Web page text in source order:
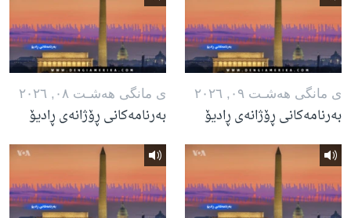
ی مانگی هه‌شـت ٠٩, ٢٠٢٦
بەرنامەکانی ڕۆژانەی ڕادیۆ
ی مانگی هه‌شـت ٠٨, ٢٠٢٦
بەرنامەکانی ڕۆژانەی ڕادیۆ